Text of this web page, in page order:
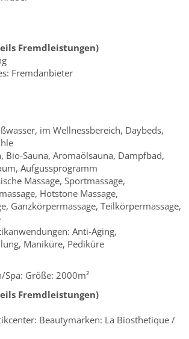
Fremdleistungen)
Fremdanbieter
im Wellnessbereich, Daybeds,
Bio-Sauna, Aromaölsauna, Dampfbad,
Aufgussprogramm
Massage, Sportmassage,
Hotstone Massage,
Ganzkörpermassage, Teilkörpermassage,
Anti-Aging,
Maniküre, Pediküre
Spa: Größe: 2000m²
Fremdleistungen)
Beautymarken: La Biosthetique /